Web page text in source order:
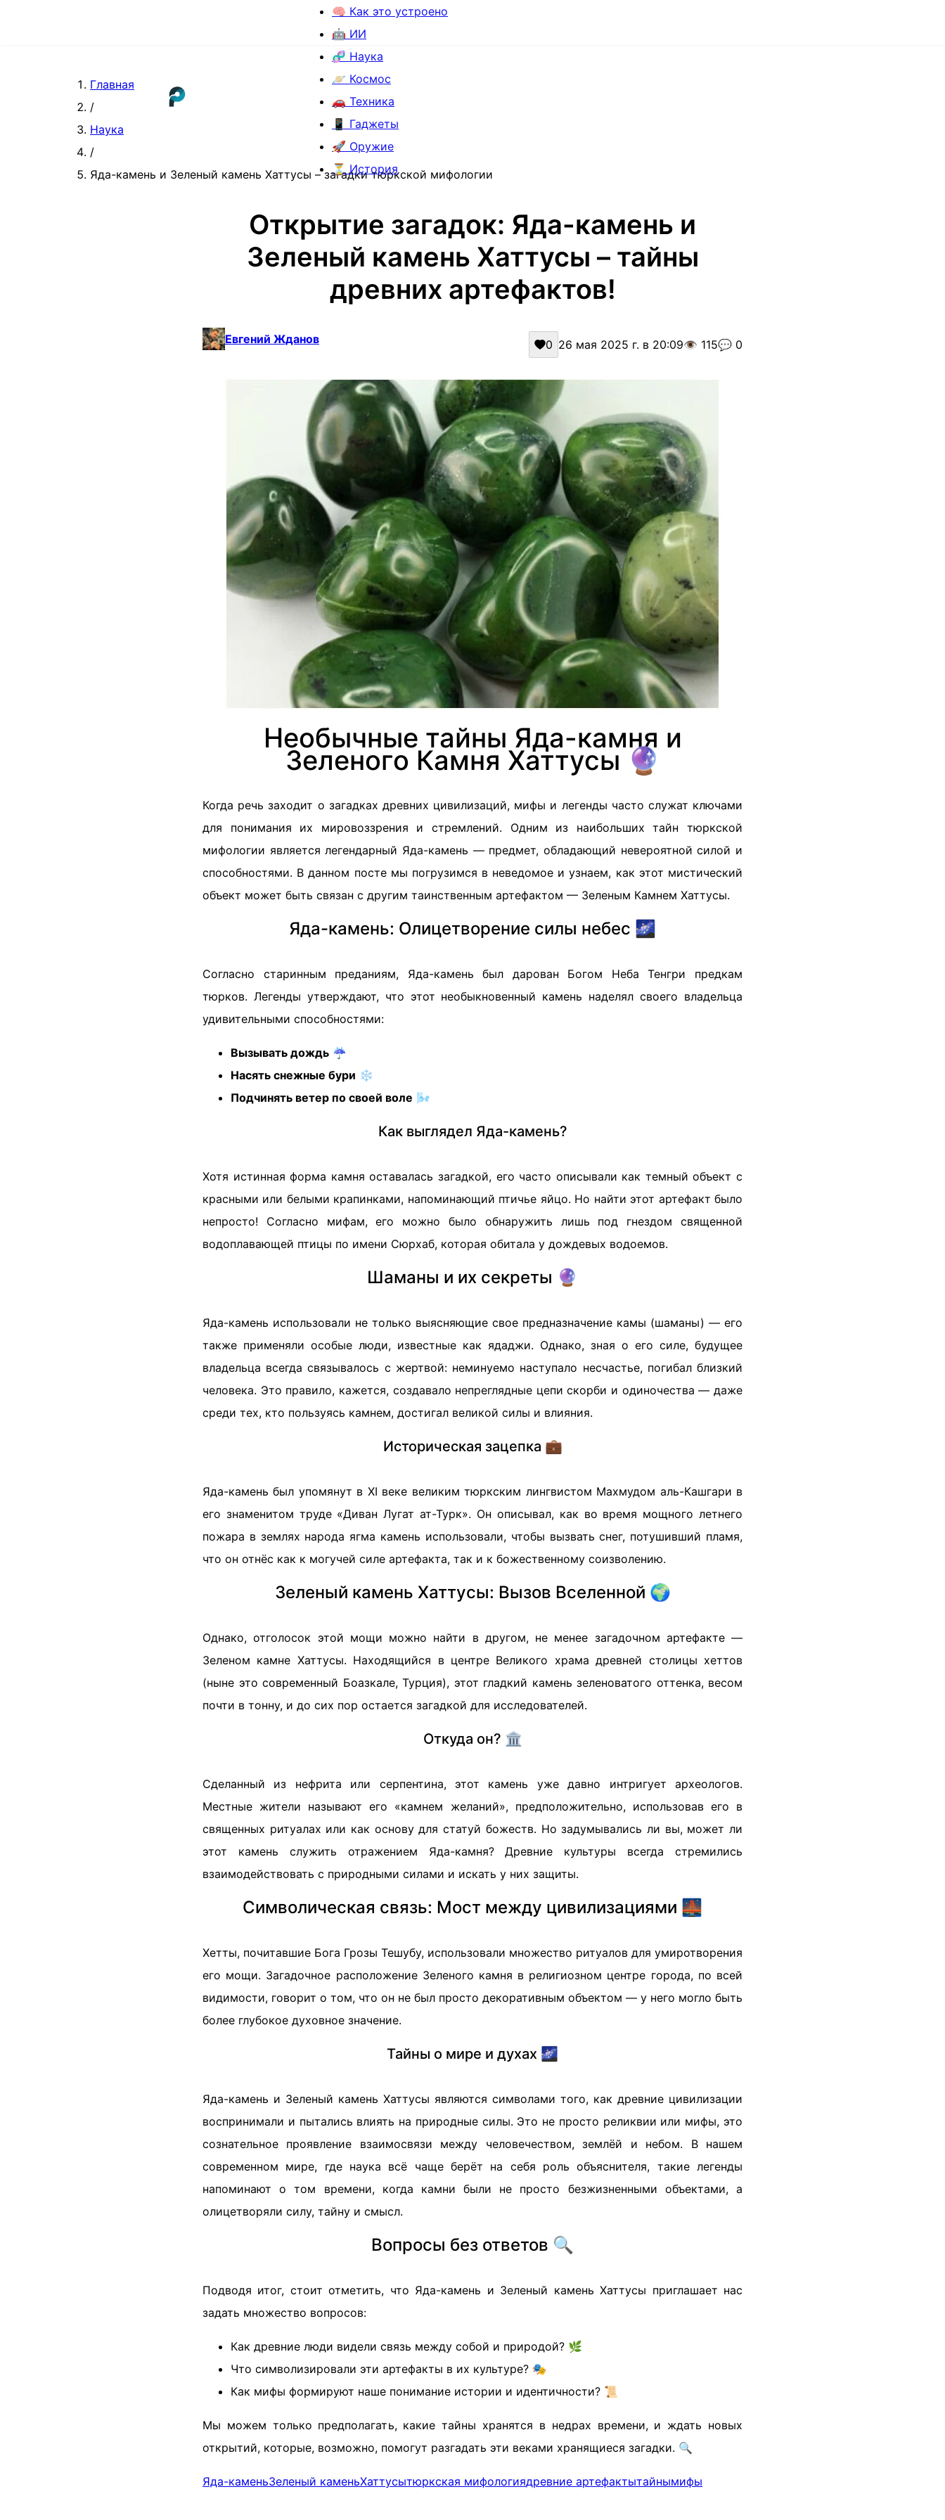
🧠 Как это устроено
🤖 ИИ
🧬 Наука
🪐 Космос
🚗 Техника
📱 Гаджеты
🚀 Оружие
⏳ История
Главная
/
Наука
/
Яда-камень и Зеленый камень Хаттусы – загадки тюркской мифологии
Открытие загадок: Яда-камень и
Зеленый камень Хаттусы – тайны
древних артефактов!
Евгений Жданов 0 26 мая 2025 г. в 20:09👁️ 115💬 0
Необычные тайны Яда-камня и
Зеленого Камня Хаттусы 🔮
Когда речь заходит о загадках древних цивилизаций, мифы и легенды часто служат ключами
для понимания их мировоззрения и стремлений. Одним из наибольших тайн тюркской
мифологии является легендарный Яда-камень — предмет, обладающий невероятной силой и
способностями. В данном посте мы погрузимся в неведомое и узнаем, как этот мистический
объект может быть связан с другим таинственным артефактом — Зеленым Камнем Хаттусы.
Яда-камень: Олицетворение силы небес 🌌
Согласно старинным преданиям, Яда-камень был дарован Богом Неба Тенгри предкам
тюрков. Легенды утверждают, что этот необыкновенный камень наделял своего владельца
удивительными способностями:
Вызывать дождь ☔
Насять снежные бури ❄️
Подчинять ветер по своей воле 🌬️
Как выглядел Яда-камень?
Хотя истинная форма камня оставалась загадкой, его часто описывали как темный объект с
красными или белыми крапинками, напоминающий птичье яйцо. Но найти этот артефакт было
непросто! Согласно мифам, его можно было обнаружить лишь под гнездом священной
водоплавающей птицы по имени Сюрхаб, которая обитала у дождевых водоемов.
Шаманы и их секреты 🔮
Яда-камень использовали не только выясняющие свое предназначение камы (шаманы) — его
также применяли особые люди, известные как ядаджи. Однако, зная о его силе, будущее
владельца всегда связывалось с жертвой: неминуемо наступало несчастье, погибал близкий
человека. Это правило, кажется, создавало непреглядные цепи скорби и одиночества — даже
среди тех, кто пользуясь камнем, достигал великой силы и влияния.
Историческая зацепка 💼
Яда-камень был упомянут в XI веке великим тюркским лингвистом Махмудом аль-Кашгари в
его знаменитом труде «Диван Лугат ат-Турк». Он описывал, как во время мощного летнего
пожара в землях народа ягма камень использовали, чтобы вызвать снег, потушивший пламя,
что он отнёс как к могучей силе артефакта, так и к божественному соизволению.
Зеленый камень Хаттусы: Вызов Вселенной 🌍
Однако, отголосок этой мощи можно найти в другом, не менее загадочном артефакте —
Зеленом камне Хаттусы. Находящийся в центре Великого храма древней столицы хеттов
(ныне это современный Боазкале, Турция), этот гладкий камень зеленоватого оттенка, весом
почти в тонну, и до сих пор остается загадкой для исследователей.
Откуда он? 🏛️
Сделанный из нефрита или серпентина, этот камень уже давно интригует археологов.
Местные жители называют его «камнем желаний», предположительно, использовав его в
священных ритуалах или как основу для статуй божеств. Но задумывались ли вы, может ли
этот камень служить отражением Яда-камня? Древние культуры всегда стремились
взаимодействовать с природными силами и искать у них защиты.
Символическая связь: Мост между цивилизациями 🌉
Хетты, почитавшие Бога Грозы Тешубу, использовали множество ритуалов для умиротворения
его мощи. Загадочное расположение Зеленого камня в религиозном центре города, по всей
видимости, говорит о том, что он не был просто декоративным объектом — у него могло быть
более глубокое духовное значение.
Тайны о мире и духах 🌌
Яда-камень и Зеленый камень Хаттусы являются символами того, как древние цивилизации
воспринимали и пытались влиять на природные силы. Это не просто реликвии или мифы, это
сознательное проявление взаимосвязи между человечеством, землёй и небом. В нашем
современном мире, где наука всё чаще берёт на себя роль объяснителя, такие легенды
напоминают о том времени, когда камни были не просто безжизненными объектами, а
олицетворяли силу, тайну и смысл.
Вопросы без ответов 🔍
Подводя итог, стоит отметить, что Яда-камень и Зеленый камень Хаттусы приглашает нас
задать множество вопросов:
Как древние люди видели связь между собой и природой? 🌿
Что символизировали эти артефакты в их культуре? 🎭
Как мифы формируют наше понимание истории и идентичности? 📜
Мы можем только предполагать, какие тайны хранятся в недрах времени, и ждать новых
открытий, которые, возможно, помогут разгадать эти веками хранящиеся загадки. 🔍
Яда-каменьЗеленый каменьХаттусытюркская мифологиядревние артефактытайнымифы